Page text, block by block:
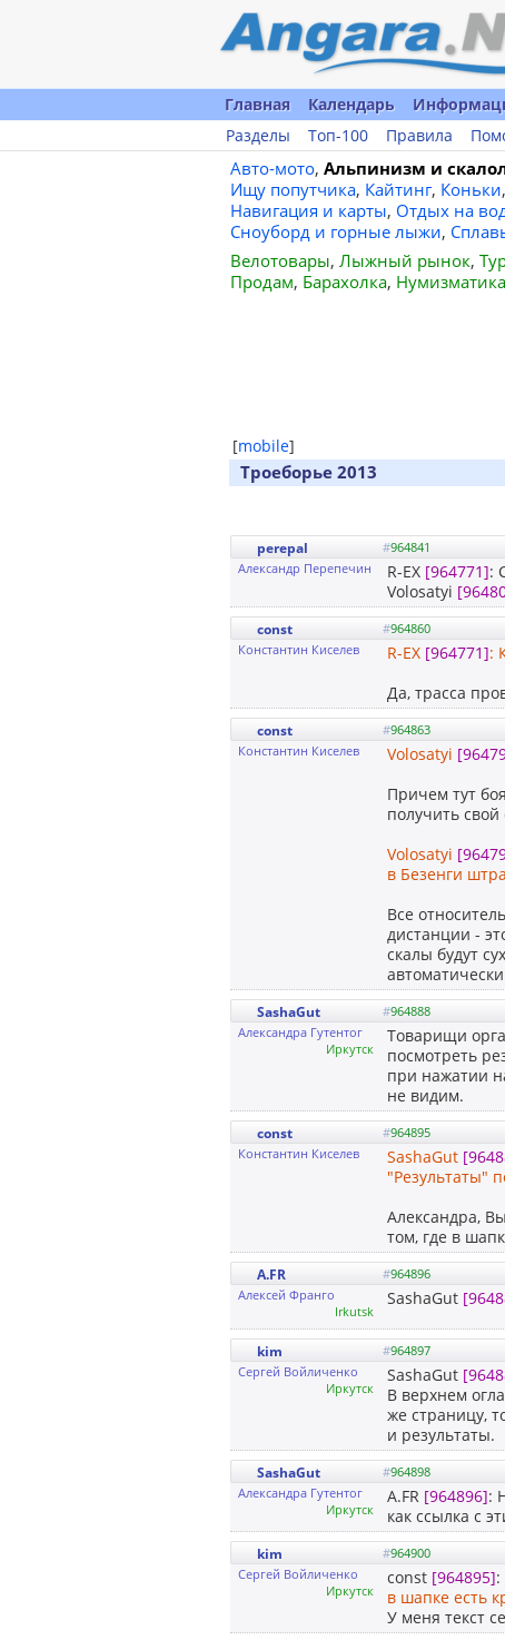
Главная Календарь
Разделы
Топ-100 Правила
Авто-мото, Альпинизм и
Ищу попутчика, Кайтинг, Коньки,
Навигация и карты, Отдых на
Сноуборд и горные лыжи,
Велотовары, Лыжный рынок,
Продам, Барахолка, Нумизматика
[mobile]
Троеборье 2013
perepal #964841
Александр Перепечин
R-EX [964771]:
Volosatyi
const #964860
Константин Киселев
R-EX [964771]:
Да, трасса
const #964863
Константин Киселев
Volosatyi
Причем тут
получить
Volosatyi
в Безенги
Все
дистанции -
скалы будут
SashaGut #964888
Александра Гутентог
Иркутск
Товарищи
посмотреть
при нажатии
не видим.
const #964895
Константин Киселев
SashaGut
"Результаты"
Александра,
том, где в
A.FR #964896
Алексей Франго
Irkutsk
SashaGut
kim #964897
Сергей Войличенко
Иркутск
SashaGut
В верхнем
же страницу,
и результаты.
SashaGut #964898
Александра Гутентог
Иркутск
A.FR [964896]:
как ссылка с
kim #964900
Сергей Войличенко
Иркутск
const [964895]:
в шапке есть
У меня текст